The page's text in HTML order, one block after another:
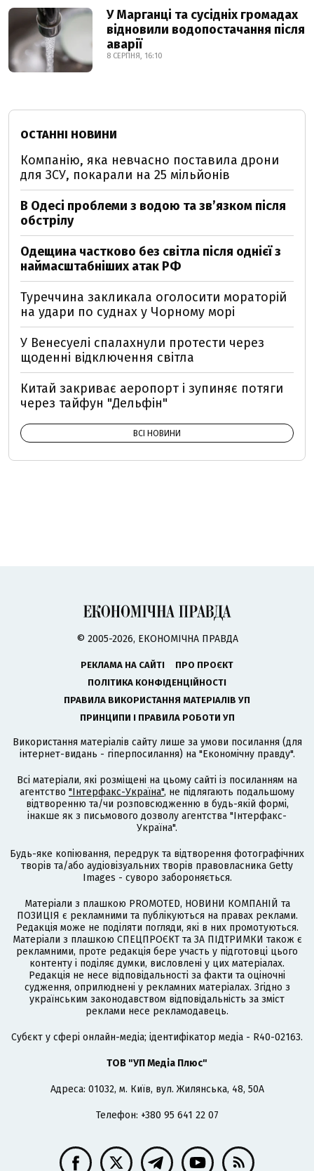
У Марганці та сусідніх громадах
відновили водопостачання після
аварії
8 СЕРПНЯ, 16:10
ОСТАННІ НОВИНИ
Компанію, яка невчасно поставила дрони
для ЗСУ, покарали на 25 мільйонів
В Одесі проблеми з водою та звʼязком після
обстрілу
Одещина частково без світла після однієї з
наймасштабніших атак РФ
Туреччина закликала оголосити мораторій
на удари по суднах у Чорному морі
У Венесуелі спалахнули протести через
щоденні відключення світла
Китай закриває аеропорт і зупиняє потяги
через тайфун "Дельфін"
ВСІ НОВИНИ
© 2005-2026, ЕКОНОМІЧНА ПРАВДА
РЕКЛАМА НА САЙТІ
ПРО ПРОЄКТ
ПОЛІТИКА КОНФІДЕНЦІЙНОСТІ
ПРАВИЛА ВИКОРИСТАННЯ МАТЕРІАЛІВ УП
ПРИНЦИПИ І ПРАВИЛА РОБОТИ УП
Використання матеріалів сайту лише за умови посилання (для
інтернет-видань - гіперпосилання) на "Економічну правду".
Всі матеріали, які розміщені на цьому сайті із посиланням на
агентство "Інтерфакс-Україна", не підлягають подальшому
відтворенню та/чи розповсюдженню в будь-якій формі,
інакше як з письмового дозволу агентства "Інтерфакс-
Україна".
Будь-яке копіювання, передрук та відтворення фотографічних
творів та/або аудіовізуальних творів правовласника Getty
Images - суворо забороняється.
Матеріали з плашкою PROMOTED, НОВИНИ КОМПАНІЙ та
ПОЗИЦІЯ є рекламними та публікуються на правах реклами.
Редакція може не поділяти погляди, які в них промотуються.
Матеріали з плашкою СПЕЦПРОЄКТ та ЗА ПІДТРИМКИ також є
рекламними, проте редакція бере участь у підготовці цього
контенту і поділяє думки, висловлені у цих матеріалах.
Редакція не несе відповідальності за факти та оціночні
судження, оприлюднені у рекламних матеріалах. Згідно з
українським законодавством відповідальність за зміст
реклами несе рекламодавець.
Cубєкт у сфері онлайн-медіа; ідентифікатор медіа - R40-02163.
ТОВ "УП Медіа Плюс"
Адреса: 01032, м. Київ, вул. Жилянська, 48, 50А
Телефон: +380 95 641 22 07